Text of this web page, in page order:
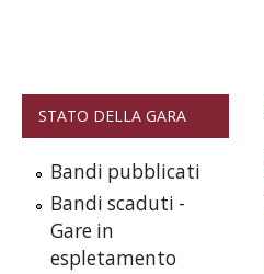
STATO DELLA GARA
Bandi pubblicati
Bandi scaduti -
Gare in
espletamento